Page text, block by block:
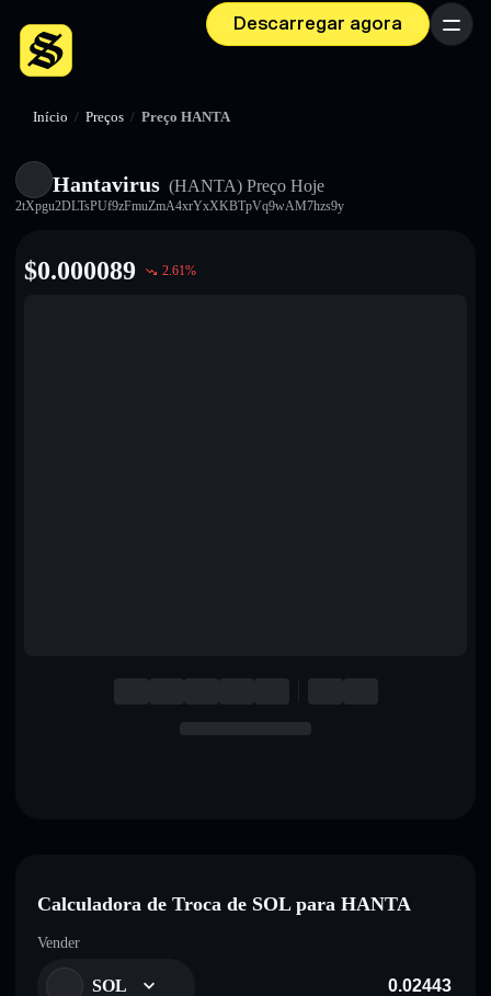
Descarregar agora Menu
Início / Preços / Preço HANTA
Hantavirus (HANTA) Preço Hoje
2tXpgu2DLTsPUf9zFmuZmA4xrYxXKBTpVq9wAM7hzs9y
$0.000089 2.61%
Calculadora de Troca de SOL para HANTA
Vender
SOL